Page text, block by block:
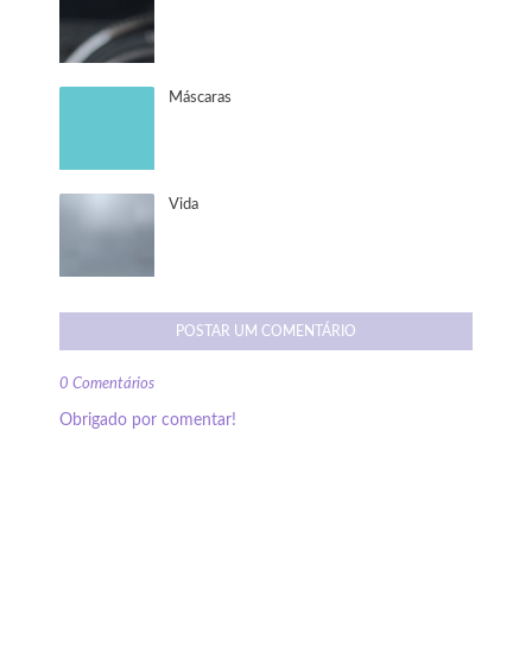
Máscaras
Vida
POSTAR UM COMENTÁRIO
0 Comentários
Obrigado por comentar!